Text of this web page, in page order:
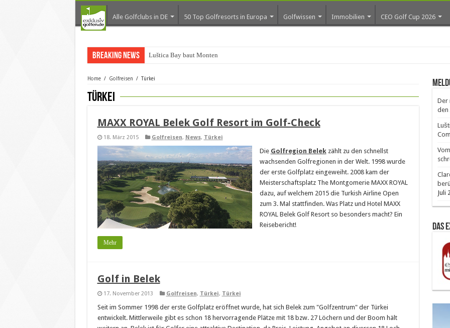
Alle Golfclubs in DE 50 Top Golfresorts in Europa Golfwissen Immobilien CEO Golf Cup 2026
Breaking News Luštica Bay baut Montenegros erste Golf
Home / Golfreisen / Türkei
Türkei
MAXX ROYAL Belek Golf Resort im Golf-Check
18. März 2015 Golfreisen, News, Türkei
Die Golfregion Belekzählt zu den schnellst
wachsenden Golfregionen in der Welt. 1998 wurde
der erste Golfplatz eingeweiht. 2008 kam der
Meisterschaftsplatz The Montgomerie MAXX ROYAL
dazu, auf welchem 2015 die Turkish Airline Open
zum 3. Mal stattfinden. Was Platz und Hotel MAXX
ROYAL Belek Golf Resort so besonders macht? Ein
Reisebericht!
Mehr
Golf in Belek
17. November 2013 Golfreisen, Türkei, Türkei
Seit im Sommer 1998 der erste Golfplatz eröffnet wurde, hat sich Belek zum "Golfzentrum" der Türkei
entwickelt. Mittlerweile gibt es schon 18 hervorragende Plätze mit 18 bzw. 27 Löchern und der Boom hält
Der
den
Juli
Das